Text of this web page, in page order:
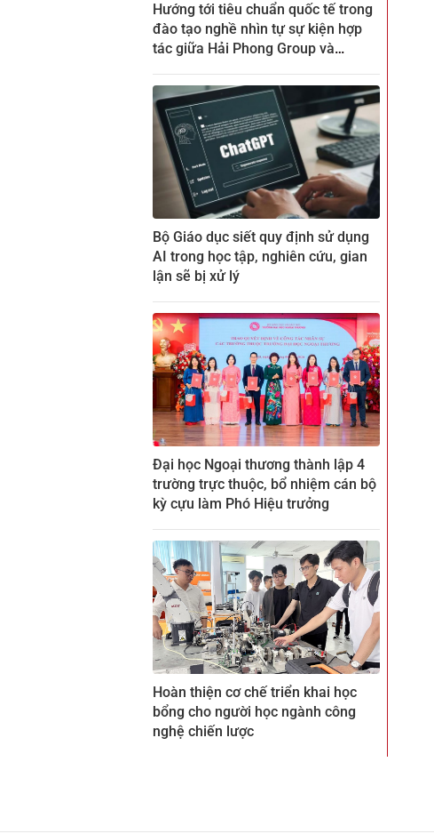
Hướng tới tiêu chuẩn quốc tế trong
đào tạo nghề nhìn tự sự kiện hợp
tác giữa Hải Phong Group và
Bộ Giáo dục siết quy định sử dụng
AI trong học tập, nghiên cứu, gian
lận sẽ bị xử lý
Đại học Ngoại thương thành lập 4
trường trực thuộc, bổ nhiệm cán bộ
kỳ cựu làm Phó Hiệu trưởng
Hoàn thiện cơ chế triển khai học
bổng cho người học ngành công
nghệ chiến lược